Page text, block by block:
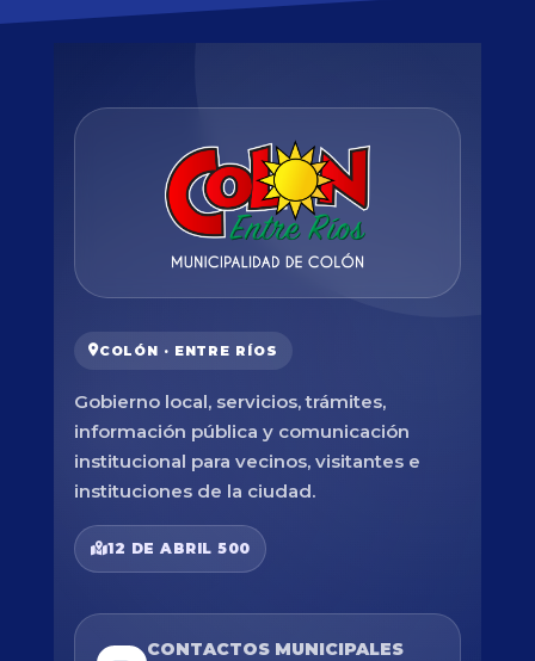
COLÓN · ENTRE RÍOS
Gobierno local, servicios, trámites,
información pública y comunicación
institucional para vecinos, visitantes e
instituciones de la ciudad.
12 DE ABRIL 500
CONTACTOS MUNICIPALES